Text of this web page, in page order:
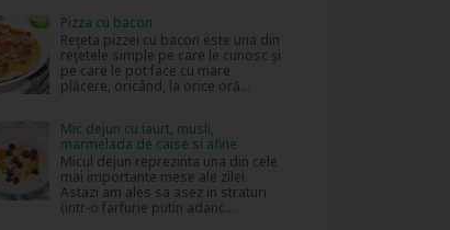
Pizza cu bacon
Reţeta pizzei cu bacon este una din
reţetele simple pe care le cunosc şi
pe care le pot face cu mare
plăcere, oricând, la orice oră...
Mic dejun cu iaurt, musli,
marmelada de caise si afine
Micul dejun reprezinta una din cele
mai importante mese ale zilei.
Astazi am ales sa asez in straturi
(intr-o farfurie putin adanc...